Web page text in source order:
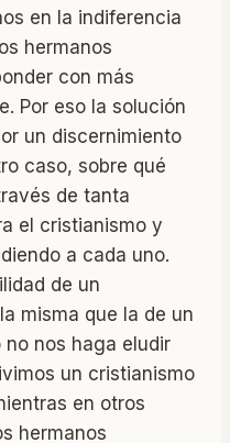
en la indiferencia
hermanos
con más
Por eso la solución
un discernimiento
caso, sobre qué
de tanta
el cristianismo y
a cada uno.
de un
misma que la de un
nos haga eludir
un cristianismo
en otros
hermanos